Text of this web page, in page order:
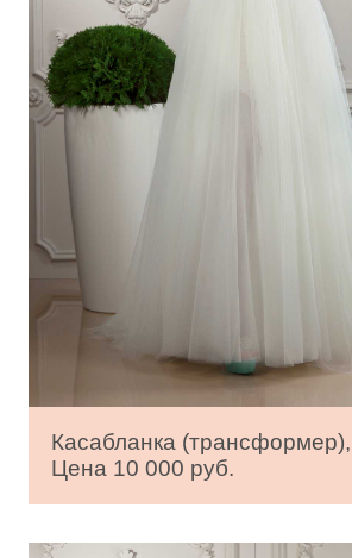
Касабланка (трансформер),
Цена 10 000 руб.